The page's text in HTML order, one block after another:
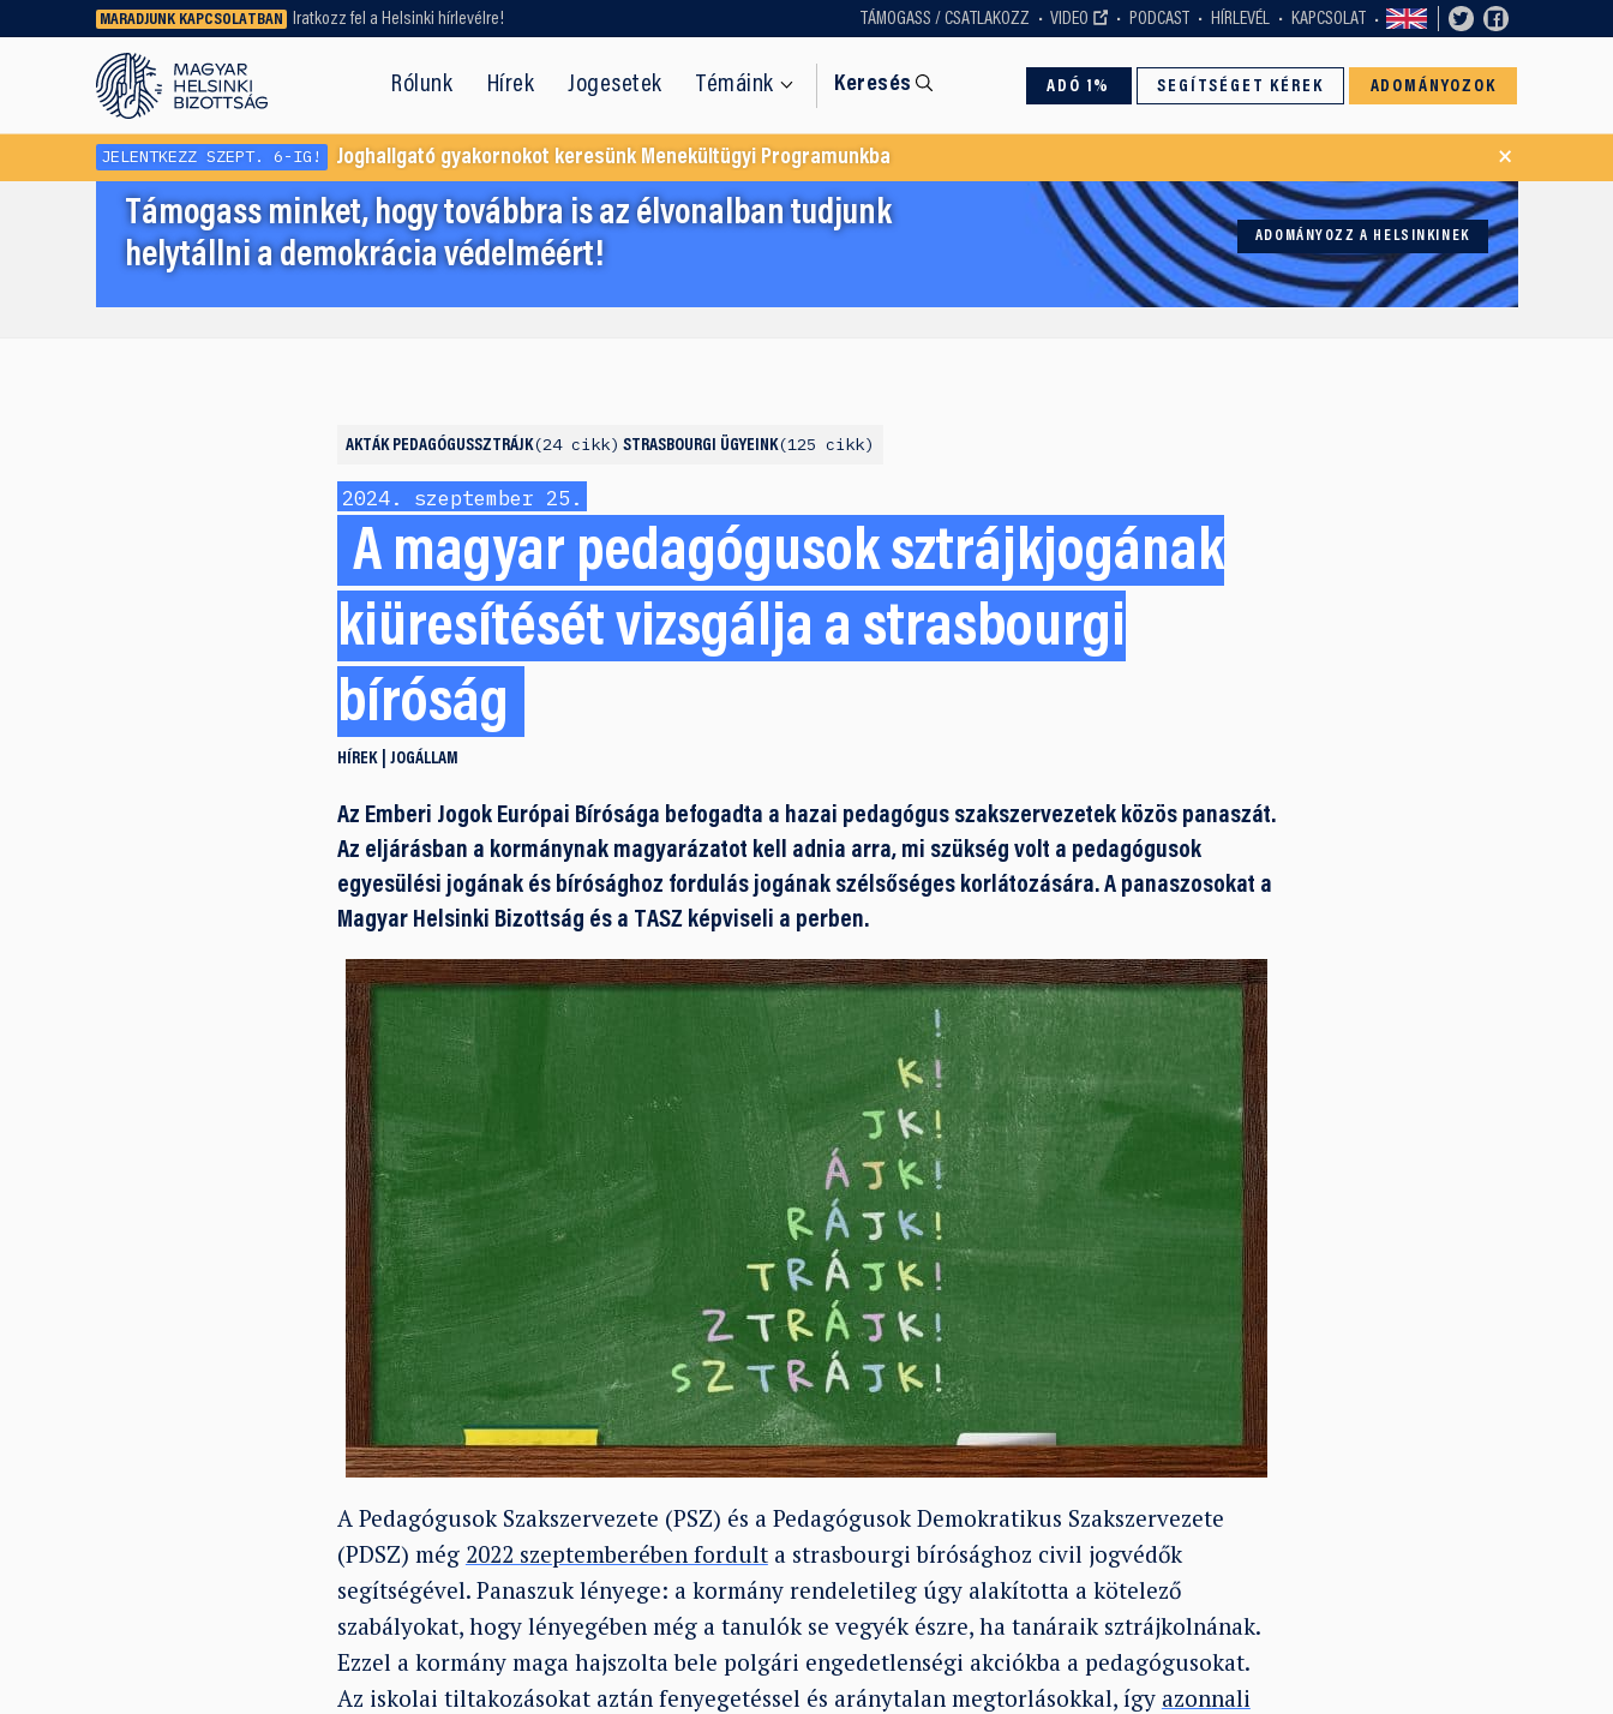
MARADJUNK KAPCSOLATBAN Iratkozz fel a Helsinki hírlevélre! TÁMOGASS / CSATLAKOZZ VIDEO PODCAST HÍRLEVÉL KAPCSOLAT
Rólunk Hírek Jogesetek Témáink Keresés ADÓ 1% SEGÍTSÉGET KÉREK ADOMÁNYOZOK
Régebbi tartalmat vagy
dokumentumot keresel? Használd a
keresőnket!
JELENTKEZZ SZEPT. 6-IG! Joghallgató gyakornokot keresünk Menekültügyi Programunkba ×
Támogass minket, hogy továbbra is az élvonalban tudjunk
helytállni a demokrácia védelméért!
ADOMÁNYOZZ A HELSINKINEK
AKTÁK PEDAGÓGUSSZTRÁJK 24 cikk STRASBOURGI ÜGYEINK 125 cikk
2024. szeptember 25.
A magyar pedagógusok sztrájkjogának
kiüresítését vizsgálja a strasbourgi
bíróság
HÍREK JOGÁLLAM
Az Emberi Jogok Európai Bírósága befogadta a hazai pedagógus szakszervezetek közös panaszát.
Az eljárásban a kormánynak magyarázatot kell adnia arra, mi szükség volt a pedagógusok
egyesülési jogának és bírósághoz fordulás jogának szélsőséges korlátozására. A panaszosokat a
Magyar Helsinki Bizottság és a TASZ képviseli a perben.
A Pedagógusok Szakszervezete (PSZ) és a Pedagógusok Demokratikus Szakszervezete
(PDSZ) még 2022 szeptemberében fordulta strasbourgi bírósághoz civil jogvédők
segítségével. Panaszuk lényege: a kormány rendeletileg úgy alakította a kötelező
szabályokat, hogy lényegében még a tanulók se vegyék észre, ha tanáraik sztrájkolnának.
Ezzel a kormány maga hajszolta bele polgári engedetlenségi akciókba a pedagógusokat.
Az iskolai tiltakozásokat aztán fenyegetéssel és aránytalan megtorlásokkal, így azonnali